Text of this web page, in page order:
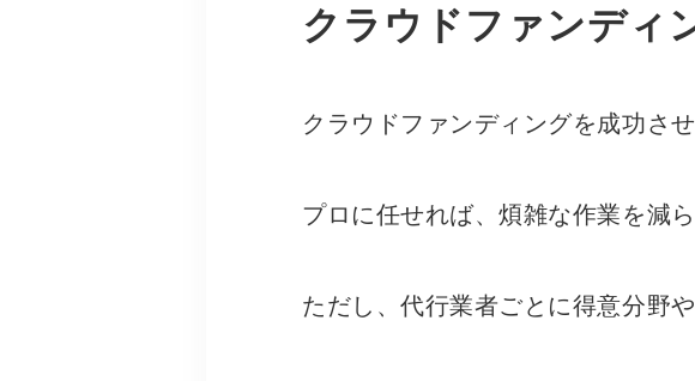
クラウドファンディ
クラウドファンディングを成功さ
プロに任せれば、煩雑な作業を減
ただし、代行業者ごとに得意分野